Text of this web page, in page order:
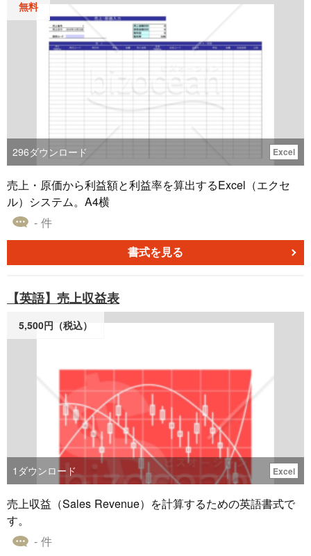
しを整える手段としてお使いください。
無料
296ダウンロード Excel
売上・原価から利益額と利益率を算出するExcel（エクセ
ル）システム。A4横
- 件
書式を見る
【英語】売上収益表
5,500円（税込）
1 ダウンロード Excel
売上収益（Sales Revenue）を計算するための英語書式で
す。
- 件